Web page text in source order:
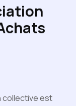
collective est